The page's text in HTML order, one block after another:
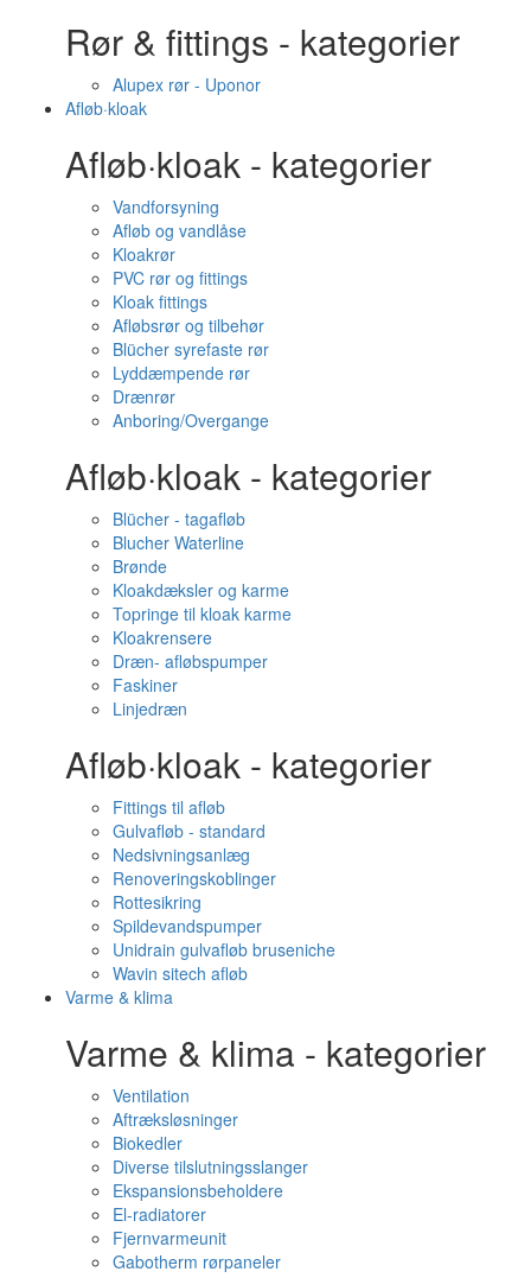
Rør & fittings - kategorier
Alupex rør - Uponor
Afløb·kloak
Afløb·kloak - kategorier
Vandforsyning
Afløb og vandlåse
Kloakrør
PVC rør og fittings
Kloak fittings
Afløbsrør og tilbehør
Blücher syrefaste rør
Lyddæmpende rør
Drænrør
Anboring/Overgange
Afløb·kloak - kategorier
Blücher - tagafløb
Blucher Waterline
Brønde
Kloakdæksler og karme
Topringe til kloak karme
Kloakrensere
Dræn- afløbspumper
Faskiner
Linjedræn
Afløb·kloak - kategorier
Fittings til afløb
Gulvafløb - standard
Nedsivningsanlæg
Renoveringskoblinger
Rottesikring
Spildevandspumper
Unidrain gulvafløb bruseniche
Wavin sitech afløb
Varme & klima
Varme & klima - kategorier
Ventilation
Aftræksløsninger
Biokedler
Diverse tilslutningsslanger
Ekspansionsbeholdere
El-radiatorer
Fjernvarmeunit
Gabotherm rørpaneler